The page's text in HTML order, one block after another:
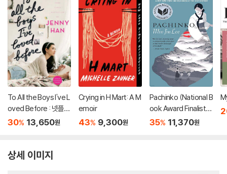
To All the Boys I've L
oved Before : 넷플릭
스 영화 '내가 사랑했던
30% 13,650원
Crying in H Mart: A M
emoir
43% 9,300원
Pachinko (National B
ook Award Finalist) :
애플TV 드라마 '파친
35% 11,370원
상세 이미지